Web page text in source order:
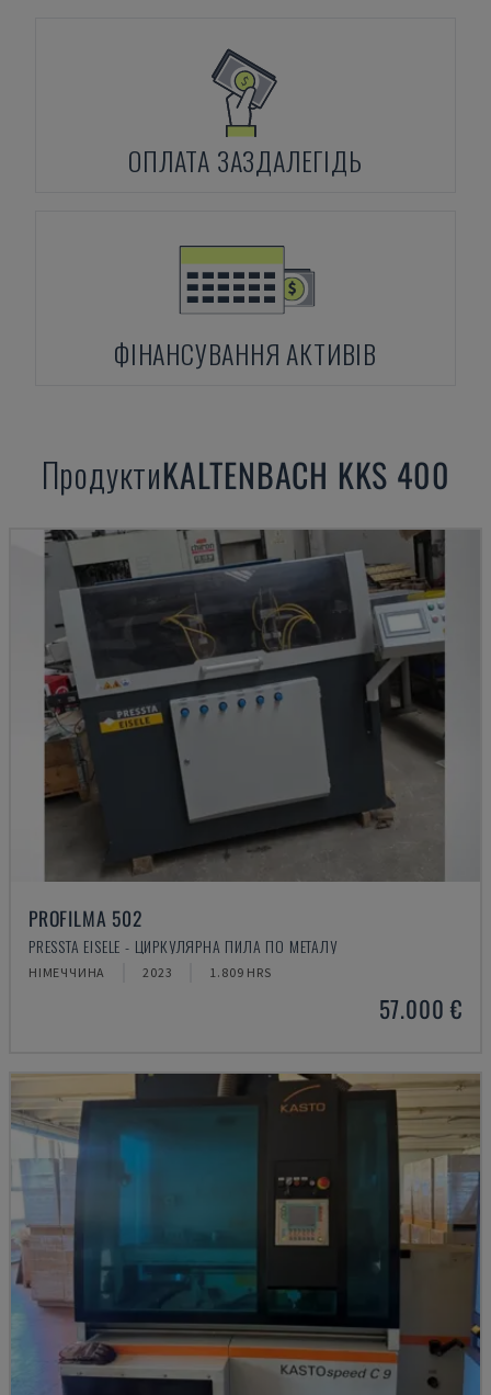
ОПЛАТА ЗАЗДАЛЕГІДЬ
ФІНАНСУВАННЯ АКТИВІВ
ПродуктиKALTENBACH KKS 400
PROFILMA 502
PRESSTA EISELE - ЦИРКУЛЯРНА ПИЛА ПО МЕТАЛУ
НІМЕЧЧИНА 2023 1.809 HRS
57.000 €